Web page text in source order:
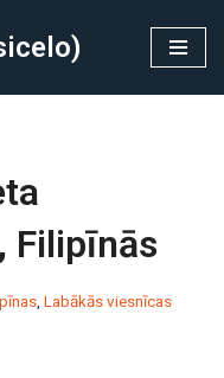
Filipīnās
Labākās viesnīcas